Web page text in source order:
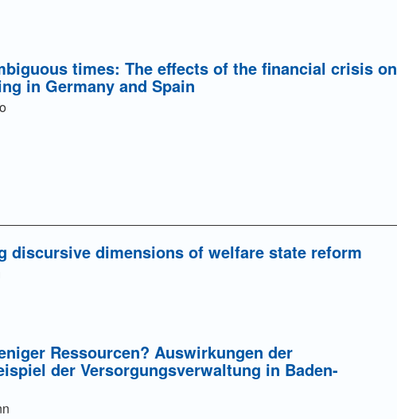
times: The effects of the financial crisis on
in Germany and Spain
discursive dimensions of welfare state reform
Ressourcen? Auswirkungen der
der Versorgungsverwaltung in Baden-